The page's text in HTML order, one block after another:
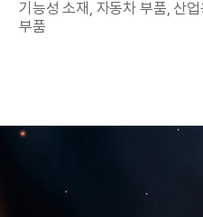
기능성 소재, 자동차 부품, 산
부품